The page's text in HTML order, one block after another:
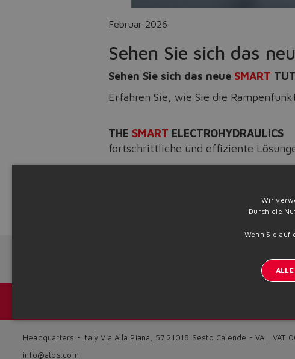
Februar 2026
Sehen Sie sich das
Sehen Sie sich das neue SMART
Erfahren Sie, wie Sie die
THE SMART ELECTROHYDRAULICS
fortschrittliche und effiziente
Headquarters - Italy Via Alla Piana, 57 21018 Sesto Calende - VA | VAT
info@atos.com
Wir
Durch die
Wenn Sie auf